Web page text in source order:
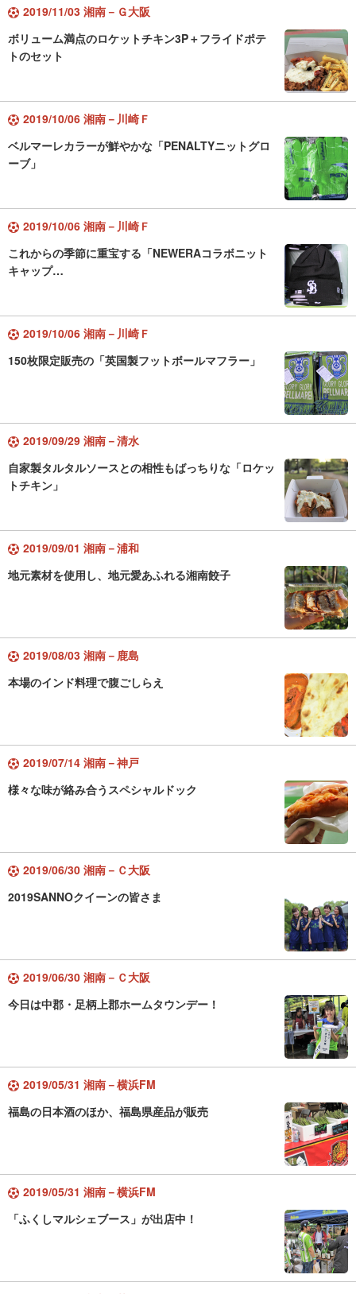
2019/11/03 湘南－Ｇ大阪
ボリューム満点のロケットチキン3P＋フライドポテ
トのセット
2019/10/06 湘南－川崎Ｆ
ベルマーレカラーが鮮やかな「PENALTYニットグロ
ーブ」
2019/10/06 湘南－川崎Ｆ
これからの季節に重宝する「NEWERAコラボニット
キャップ…
2019/10/06 湘南－川崎Ｆ
150枚限定販売の「英国製フットボールマフラー」
2019/09/29 湘南－清水
自家製タルタルソースとの相性もばっちりな「ロケッ
トチキン」
2019/09/01 湘南－浦和
地元素材を使用し、地元愛あふれる湘南餃子
2019/08/03 湘南－鹿島
本場のインド料理で腹ごしらえ
2019/07/14 湘南－神戸
様々な味が絡み合うスペシャルドック
2019/06/30 湘南－Ｃ大阪
2019SANNOクイーンの皆さま
2019/06/30 湘南－Ｃ大阪
今日は中郡・足柄上郡ホームタウンデー！
2019/05/31 湘南－横浜FM
福島の日本酒のほか、福島県産品が販売
2019/05/31 湘南－横浜FM
「ふくしマルシェブース」が出店中！